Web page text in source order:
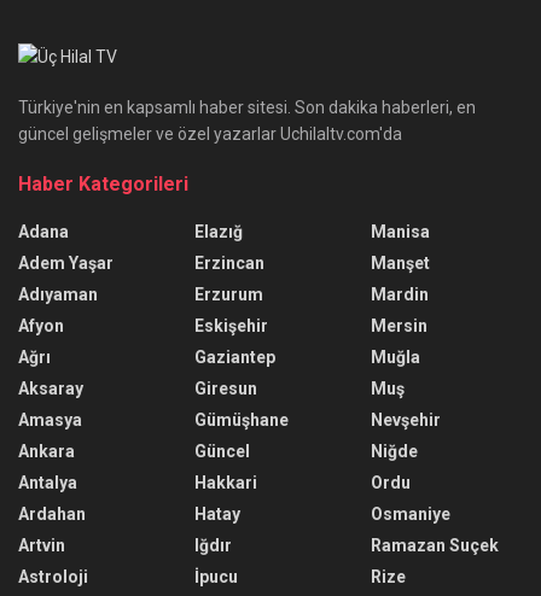
Türkiye'nin en kapsamlı haber sitesi. Son dakika haberleri, en
güncel gelişmeler ve özel yazarlar Uchilaltv.com'da
Haber Kategorileri
Adana
Adem Yaşar
Adıyaman
Afyon
Ağrı
Aksaray
Amasya
Ankara
Antalya
Ardahan
Artvin
Astroloji
Elazığ
Erzincan
Erzurum
Eskişehir
Gaziantep
Giresun
Gümüşhane
Güncel
Hakkari
Hatay
Iğdır
İpucu
Manisa
Manşet
Mardin
Mersin
Muğla
Muş
Nevşehir
Niğde
Ordu
Osmaniye
Ramazan Suçek
Rize